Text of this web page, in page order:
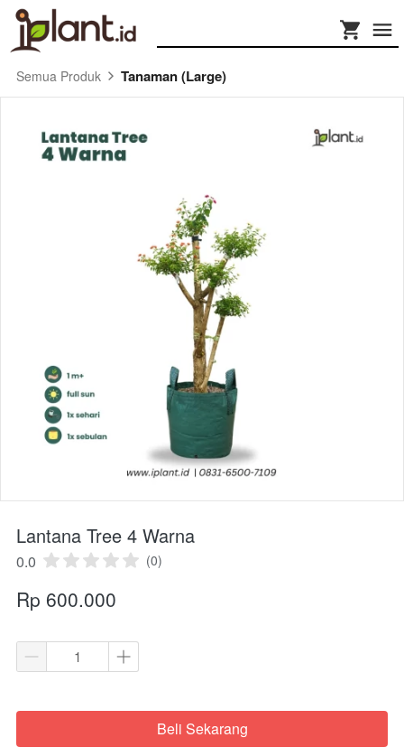
Semua Produk Tanaman (Large)
Lantana Tree 4 Warna
0.0 (0)
Rp 600.000
`Beli Sekarang